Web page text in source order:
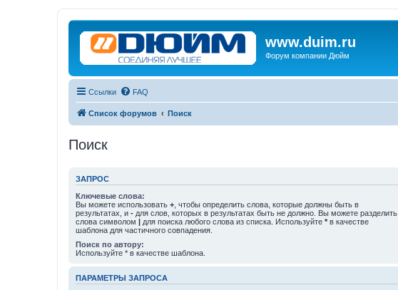
www.duim.ru
Форум компании Дюйм
Ссылки FAQ
Список форумов Поиск
Поиск
ЗАПРОС
Ключевые слова:
Вы можете использовать + , чтобы определить слова, которые должны быть в
результатах, и - для слов, которых в результатах быть не должно. Вы можете разделить
слова символом | для поиска любого слова из списка. Используйте * в качестве
шаблона для частичного совпадения.
Поиск по автору:
Используйте * в качестве шаблона.
ПАРАМЕТРЫ ЗАПРОСА